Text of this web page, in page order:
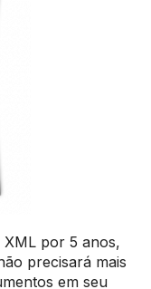
por 5 anos,
precisará mais
em seu